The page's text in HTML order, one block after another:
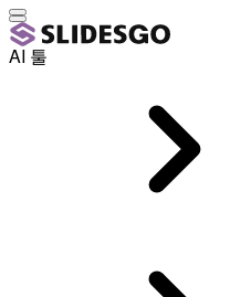
AI 툴